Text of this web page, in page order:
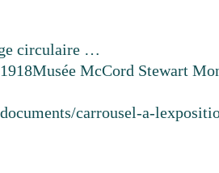
circulaire …
Musée McCord Stewart
carrousel-a-